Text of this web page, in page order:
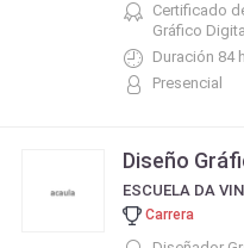
Certificado
Gráfico Digital
Duración 84
Presencial
Diseño
ESCUELA DA
Carrera